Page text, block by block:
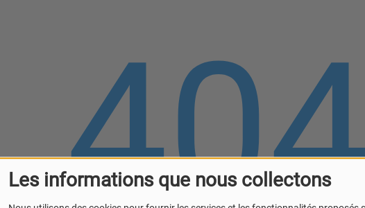
Les informations que nous collectons